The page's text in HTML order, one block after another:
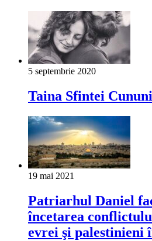
5 septembrie 2020
Taina Sfintei
19 mai 2021
Patriarhul Daniel
încetarea
evrei şi palestinieni